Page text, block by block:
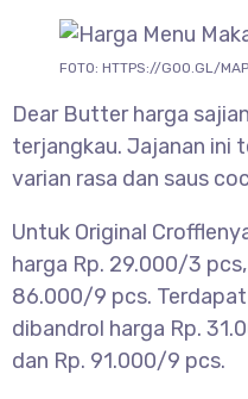
FOTO: HTTPS://GOO.GL/
Dear Butter harga
terjangkau. Jajanan ini
varian rasa dan saus
Untuk Original
harga Rp. 29.000/3
86.000/9 pcs.
dibandrol harga Rp.
dan Rp. 91.000/9 pcs.